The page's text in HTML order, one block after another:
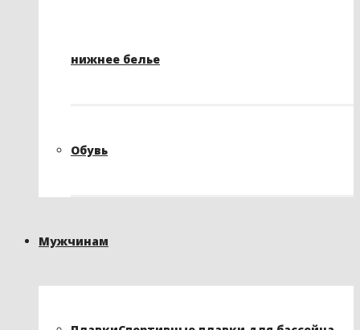
нижнее белье
Обувь
Мужчинам